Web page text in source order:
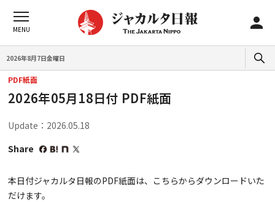
2026年8月7日金曜日
PDF紙面
2026年05月18日付 PDF紙面
Update：2026.05.18
Share
本日付ジャカルタ日報のPDF紙面は、こちらからダウンロードいた
だけます。